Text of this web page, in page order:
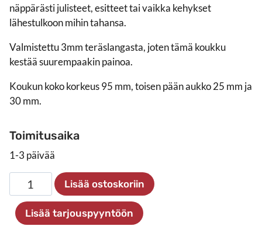
näppärästi julisteet, esitteet tai vaikka kehykset
lähestulkoon mihin tahansa.
Valmistettu 3mm teräslangasta, joten tämä koukku
kestää suurempaakin painoa.
Koukun koko korkeus 95 mm, toisen pään aukko 25 mm ja
30 mm.
Toimitusaika
1-3 päivää
koukku
95
mm,
Lisää ostoskoriin
Lisää tarjouspyyntöön